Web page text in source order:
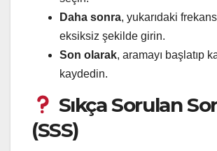
Daha sonra, yukarıdaki
eksiksiz şekilde girin.
Son olarak, aramayı başlatıp
kaydedin.
Sıkça Sorulan
(SSS)